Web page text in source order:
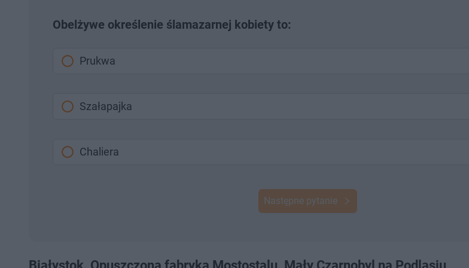
Obelżywe określenie ślamazarnej kobiety to:
Prukwa
Szałapajka
Chaliera
Następne pytanie